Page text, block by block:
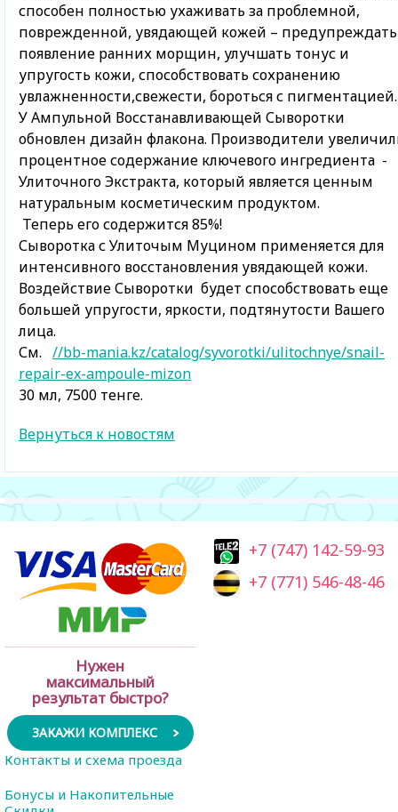
способен полностью ухаживать за проблемной,
поврежденной, увядающей кожей – предупреждать
появление ранних морщин, улучшать тонус и
упругость кожи, способствовать сохранению
увлажненности,свежести, бороться с
У Ампульной Восстанавливающей Сыворотки
обновлен дизайн флакона. Производители
процентное содержание ключевого ингредиента -
Улиточного Экстракта, который является ценным
натуральным косметическим продуктом.
Теперь его содержится 85%!
Сыворотка с Улиточым Муцином применяется для
интенсивного восстановления увядающей кожи.
Воздействие Сыворотки будет способствовать еще
большей упругости, яркости, подтянутости Вашего
лица.
См. //bb-mania.kz/catalog/syvorotki/ulitochnye/snail-
repair-ex-ampoule-mizon
30 мл, 7500 тенге.
Вернуться к новостям
Нужен
максимальный
результат быстро?
ЗАКАЖИ КОМПЛЕКС
+7 (747) 142-59-93
+7 (771) 546-48-46
Контакты и схема проезда
Бонусы и Накопительные